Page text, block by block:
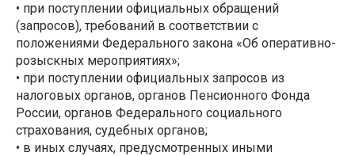
• при поступлении официальных обращений
(запросов), требований в соответствии с
положениями Федерального закона «Об оперативно-
розыскных мероприятиях»;
• при поступлении официальных запросов из
налоговых органов, органов Пенсионного Фонда
России, органов Федерального социального
страхования, судебных органов;
• в иных случаях, предусмотренных иными